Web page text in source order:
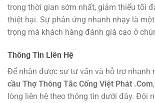
trong thời gian sớm nhất, giảm thiểu tối
thiệt hại. Sự phản ứng nhanh nhạy là
trọng mà khách hàng đánh giá cao ở
Thông Tin Liên Hệ
Để nhận được sự tư vấn và hỗ trợ nhanh
cầu Thợ Thông Tắc Cống Việt Phát .Com
lòng liên hệ theo thông tin dưới đây. Đội